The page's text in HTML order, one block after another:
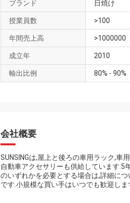
ブランド 日焼け
授業員数 >100
年間売上高 >1000000
成立年 2010
輸出比例 80% - 90%
会社概要
SUNSINGは,屋上と後ろの車用ラック,車
自動車アクセサリーも供給しています.5
のいずれかを必要とする場合は,詳細に
です.小規模な買い手はいつでも歓迎しま